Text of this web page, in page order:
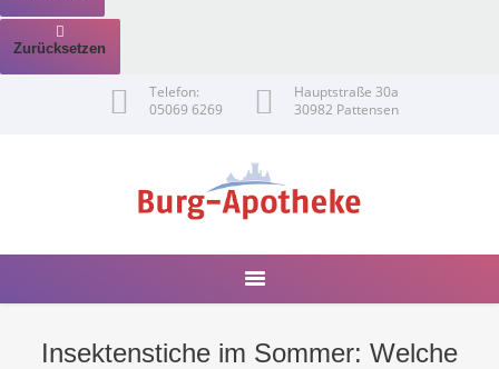
Zurücksetzen
Telefon:
05069 6269
Hauptstraße 30a
30982 Pattensen
Insektenstiche im Sommer: Welche